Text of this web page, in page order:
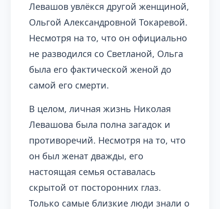
Левашов увлёкся другой женщиной,
Ольгой Александровной Токаревой.
Несмотря на то, что он официально
не разводился со Светланой, Ольга
была его фактической женой до
самой его смерти.
В целом, личная жизнь Николая
Левашова была полна загадок и
противоречий. Несмотря на то, что
он был женат дважды, его
настоящая семья оставалась
скрытой от посторонних глаз.
Только самые близкие люди знали о